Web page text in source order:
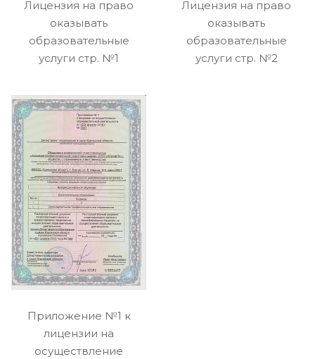
Лицензия на право
оказывать
образовательные
услуги стр. №1
Лицензия на право
оказывать
образовательные
услуги стр. №2
Приложение №1 к
лицензии на
осуществление